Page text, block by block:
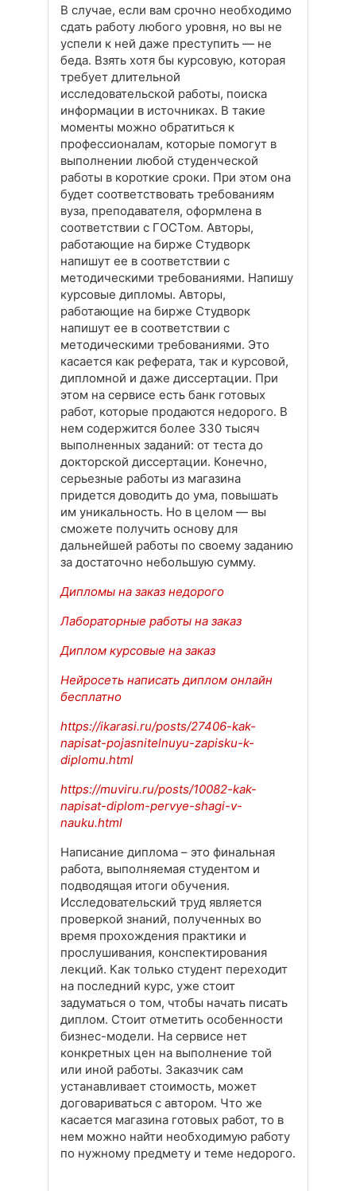
В случае, если вам срочно необходимо
сдать работу любого уровня, но вы не
успели к ней даже преступить — не
беда. Взять хотя бы курсовую, которая
требует длительной
исследовательской работы, поиска
информации в источниках. В такие
моменты можно обратиться к
профессионалам, которые помогут в
выполнении любой студенческой
работы в короткие сроки. При этом она
будет соответствовать требованиям
вуза, преподавателя, оформлена в
соответствии с ГОСТом. Авторы,
работающие на бирже Студворк
напишут ее в соответствии с
методическими требованиями. Напишу
курсовые дипломы. Авторы,
работающие на бирже Студворк
напишут ее в соответствии с
методическими требованиями. Это
касается как реферата, так и курсовой,
дипломной и даже диссертации. При
этом на сервисе есть банк готовых
работ, которые продаются недорого. В
нем содержится более 330 тысяч
выполненных заданий: от теста до
докторской диссертации. Конечно,
серьезные работы из магазина
придется доводить до ума, повышать
им уникальность. Но в целом — вы
сможете получить основу для
дальнейшей работы по своему заданию
за достаточно небольшую сумму.
Дипломы на заказ недорого
Лабораторные работы на заказ
Диплом курсовые на заказ
Нейросеть написать диплом онлайн
бесплатно
https://ikarasi.ru/posts/27406-kak-
napisat-pojasnitelnuyu-zapisku-k-
diplomu.html
https://muviru.ru/posts/10082-kak-
napisat-diplom-pervye-shagi-v-
nauku.html
Написание диплома – это финальная
работа, выполняемая студентом и
подводящая итоги обучения.
Исследовательский труд является
проверкой знаний, полученных во
время прохождения практики и
прослушивания, конспектирования
лекций. Как только студент переходит
на последний курс, уже стоит
задуматься о том, чтобы начать писать
диплом. Стоит отметить особенности
бизнес-модели. На сервисе нет
конкретных цен на выполнение той
или иной работы. Заказчик сам
устанавливает стоимость, может
договариваться с автором. Что же
касается магазина готовых работ, то в
нем можно найти необходимую работу
по нужному предмету и теме недорого.